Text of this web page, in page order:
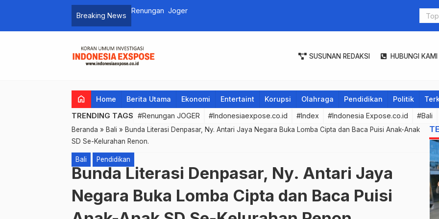
Breaking News
Petugas Gabungan Gelar Patroli Malam, Pastikan PPKM Darurat Covid-19 Jawa –
Perumda
SUSUNAN REDAKSI HUBUNGI KAMI
home Home Berita Utama Ekonomi Entertaint Korupsi Olahraga Pendidikan Politik
TRENDING TAGS #Renungan JOGER #Indonesiaexpose.co.id #Index #Indonesia Expose.co.id #Bali
Beranda » Bali » Bunda Literasi Denpasar, Ny. Antari Jaya Negara Buka Lomba Cipta dan Baca Puisi Anak-Anak
SD Se-Kelurahan Renon.
Bali Pendidikan
Bunda Literasi Denpasar, Ny. Antari Jaya
Negara Buka Lomba Cipta dan Baca Puisi